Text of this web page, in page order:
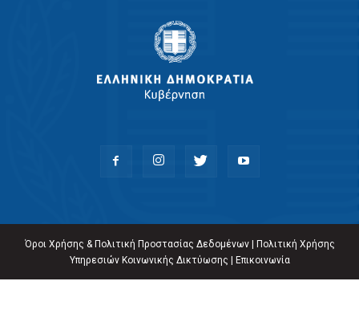
Όροι Χρήσης & Πολιτική Προστασίας Δεδομένων| Πολιτική Χρήσης
Υπηρεσιών Κοινωνικής Δικτύωσης | Επικοινωνία